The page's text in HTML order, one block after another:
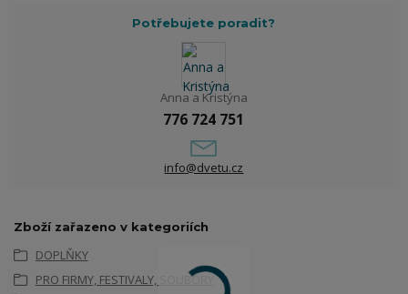
Potřebujete poradit?
Anna a Kristýna
776 724 751
info@dvetu.cz
Zboží zařazeno v kategoriích
DOPLŇKY
PRO FIRMY, FESTIVALY, SOUBORY